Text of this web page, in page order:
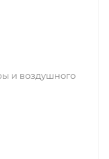
и воздушного